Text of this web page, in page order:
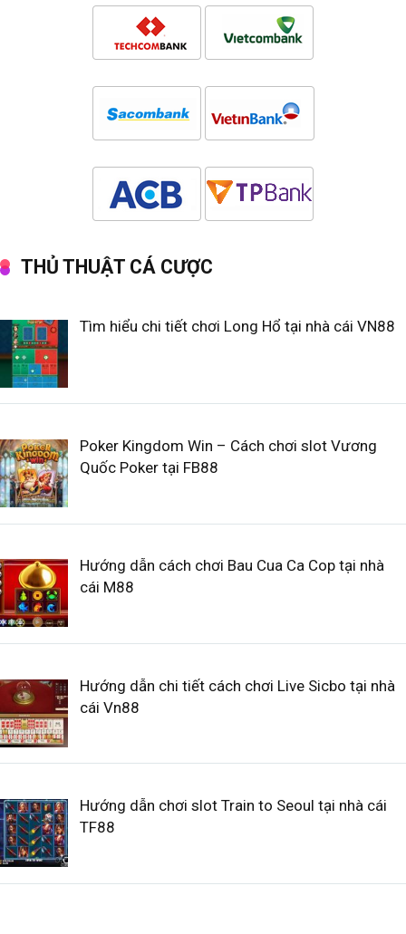
THỦ THUẬT CÁ CƯỢC
Tìm hiểu chi tiết chơi Long Hổ tại nhà cái VN88
Poker Kingdom Win – Cách chơi slot Vương
Quốc Poker tại FB88
Hướng dẫn cách chơi Bau Cua Ca Cop tại nhà
cái M88
Hướng dẫn chi tiết cách chơi Live Sicbo tại nhà
cái Vn88
Hướng dẫn chơi slot Train to Seoul tại nhà cái
TF88